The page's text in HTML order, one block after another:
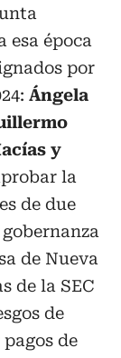
época
por
Ángela
y
la
de due
de Nueva
de la SEC
de
de